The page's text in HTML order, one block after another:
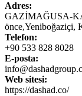
Adres:
GAZİMAĞUSA-
önce,Yeniboğaziçi,
Telefon:
+90 533 828 8028
E-posta:
Web sitesi:
https://dashad.co/